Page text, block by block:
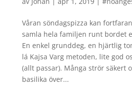
Våran söndagspizza kan
samla hela familjen runt bordet
En enkel grunddeg, en hjärtlig
lá Kajsa Varg metoden, lite god
(allt passar). Många strör säkert
basilika över...